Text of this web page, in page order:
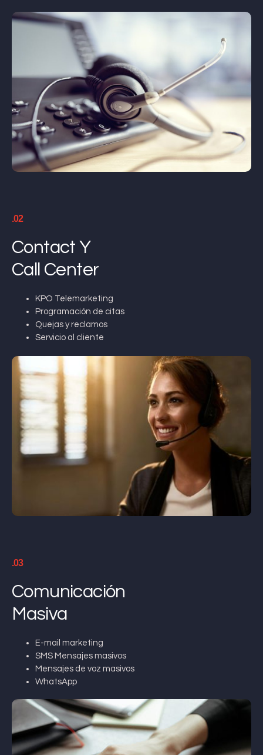
.02
Contact Y
Call Center
KPO Telemarketing
Programación de citas
Quejas y reclamos
Servicio al cliente
.03
Comunicación
Masiva
E-mail marketing
SMS Mensajes masivos
Mensajes de voz masivos
WhatsApp